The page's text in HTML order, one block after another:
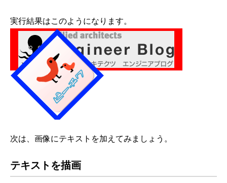
実行結果はこのようになります。
次は、画像にテキストを加えてみましょう。
テキストを描画